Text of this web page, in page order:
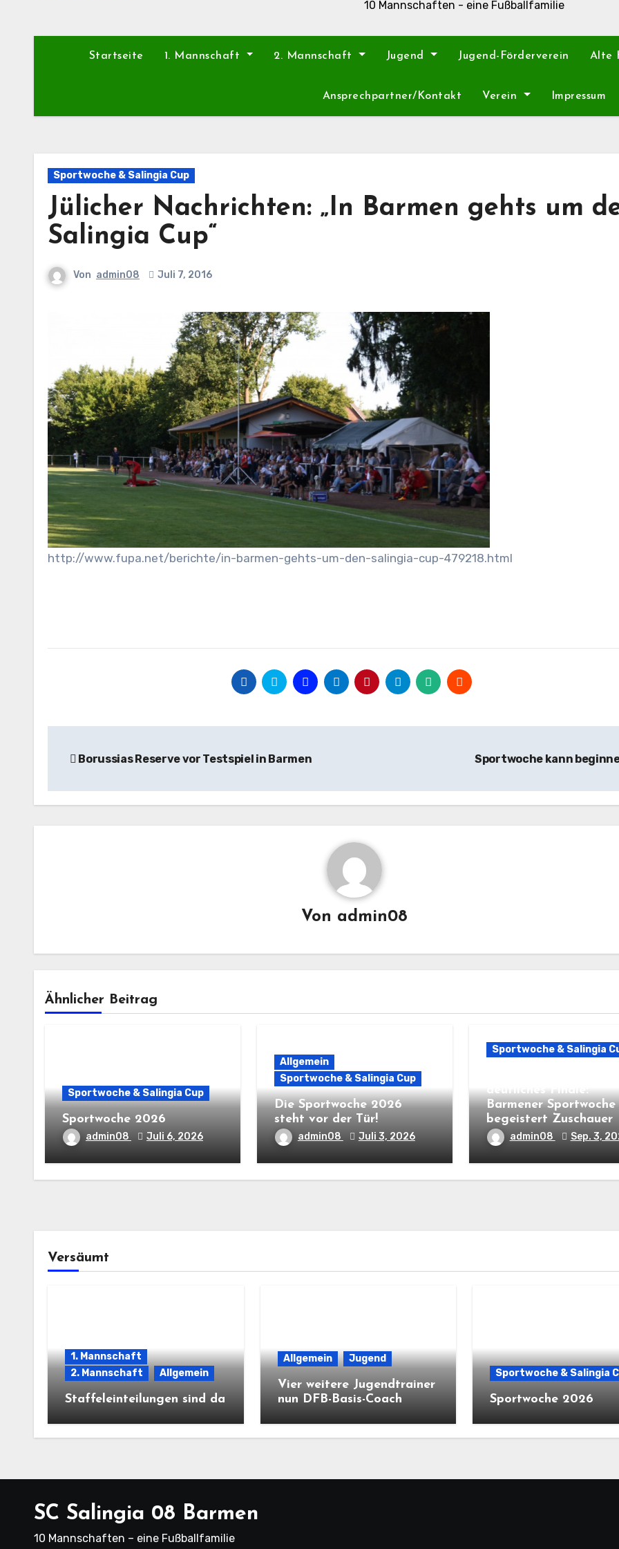
10 Mannschaften - eine Fußballfamilie
Startseite 1. Mannschaft 2. Mannschaft Jugend Jugend-Förderverein Alte
Ansprechpartner/Kontakt Verein Impressum
Sportwoche & Salingia Cup
Jülicher Nachrichten: „In Barmen gehts um
Salingia Cup“
Von admin08 Juli 7, 2016
http://www.fupa.net/berichte/in-barmen-gehts-um-den-salingia-cup-479218.html
Borussias Reserve vor Testspiel in Barmen Sportwoche kann
Von admin08
Ähnlicher Beitrag
Sportwoche & Salingia Cup
Sportwoche 2026
admin08 Juli 6, 2026
Allgemein
Sportwoche & Salingia Cup
Die Sportwoche 2026
steht vor der Tür!
admin08 Juli 3, 2026
Sportwoche & Salingia
deutliches Finale:
Barmener Sportwoche
begeistert Zuschauer
admin08 Sep. 3,
Versäumt
1. Mannschaft
2. Mannschaft
Allgemein
Staffeleinteilungen sind da
Allgemein Jugend
Vier weitere Jugendtrainer
nun DFB-Basis-Coach
Sportwoche & Salingia
Sportwoche 2026
SC Salingia 08 Barmen
10 Mannschaften – eine Fußballfamilie